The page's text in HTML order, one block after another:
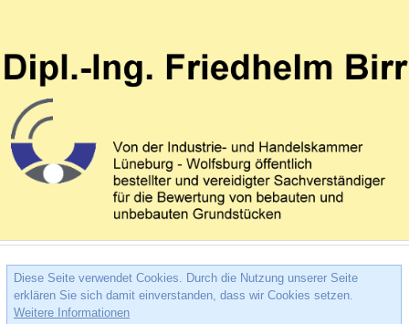
Diese Seite verwendet Cookies. Durch die Nutzung unserer Seite
erklären Sie sich damit einverstanden, dass wir Cookies setzen.
Weitere Informationen